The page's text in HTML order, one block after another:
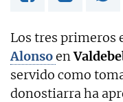
Los tres primeros
Alonsoen
servido como
donostiarra ha